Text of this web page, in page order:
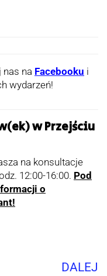
nas na Facebooku i
wydarzeń!
w Przejściu
na konsultacje
12:00-16:00. Pod
o
DALEJ